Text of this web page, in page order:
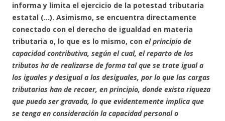
informa y limita el ejercicio de la potestad tributaria
estatal (…). Asimismo, se encuentra directamente
conectado con el derecho de igualdad en materia
tributaria o, lo que es lo mismo, con el principio de
capacidad contributiva, según el cual, el reparto de los
tributos ha de realizarse de forma tal que se trate igual a
los iguales y desigual a los desiguales, por lo que las cargas
tributarias han de recaer, en principio, donde exista riqueza
que pueda ser gravada, lo que evidentemente implica que
se tenga en consideración la capacidad personal o